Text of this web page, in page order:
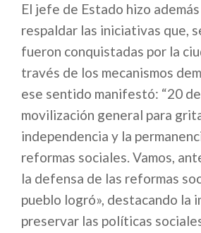
El jefe de Estado hizo
respaldar las iniciativas que,
fueron conquistadas por la
través de los mecanismos
ese sentido manifestó: “20
movilización general para
independencia y la
reformas sociales. Vamos,
la defensa de las reformas
pueblo logró», destacando la
preservar las políticas